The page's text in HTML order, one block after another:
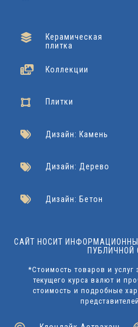
Керамическая
плитка
Коллекции
Плитки
Дизайн: Камень
Дизайн: Дерево
Дизайн: Бетон
САЙТ НОСИТ
ПУБЛИЧНОЙ
*Стоимость товаров и услуг
текущего курса валют и
стоимость и подробные